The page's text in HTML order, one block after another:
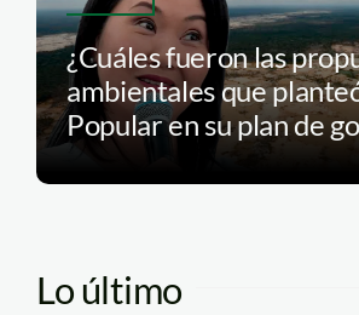
¿Cuáles fueron las
ambientales que
Popular en su plan de
Lo último